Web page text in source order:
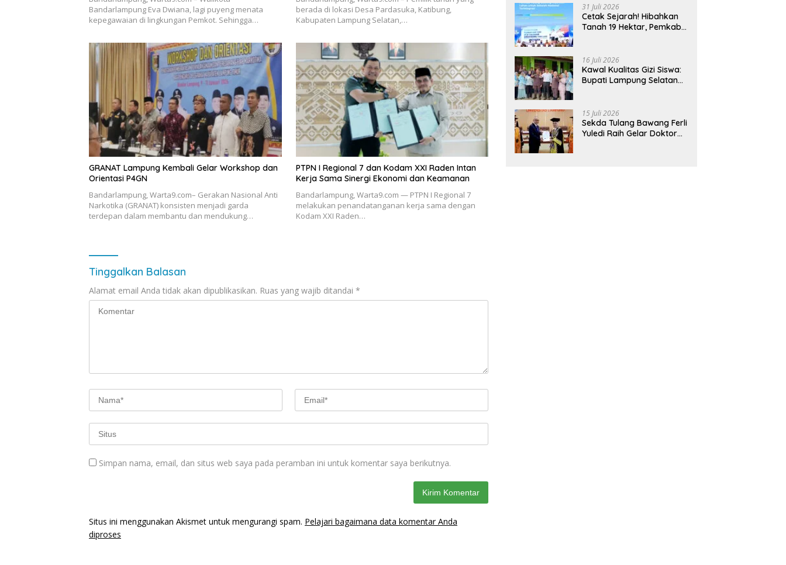
Bandarlampung Eva Dwiana, lagi puyeng menata
kepegawaian di lingkungan Pemkot. Sehingga…
berada di lokasi Desa Pardasuka, Katibung,
Kabupaten Lampung Selatan,…
GRANAT Lampung Kembali Gelar Workshop dan
Orientasi P4GN
Bandarlampung, Warta9.com– Gerakan Nasional Anti
Narkotika (GRANAT) konsisten menjadi garda
terdepan dalam membantu dan mendukung…
PTPN I Regional 7 dan Kodam XXI Raden Intan
Kerja Sama Sinergi Ekonomi dan Keamanan
Bandarlampung, Warta9.com — PTPN I Regional 7
melakukan penandatanganan kerja sama dengan
Kodam XXI Raden…
Tinggalkan Balasan
Alamat email Anda tidak akan dipublikasikan. Ruas yang wajib ditandai *
Simpan nama, email, dan situs web saya pada peramban ini untuk komentar saya berikutnya.
Situs ini menggunakan Akismet untuk mengurangi spam. Pelajari bagaimana data komentar Anda
diproses
31 Juli 2026
Cetak Sejarah! Hibahkan
Tanah 19 Hektar, Pemkab
Terintegrasi Pertama di
Lampung
16 Juli 2026
Kawal Kualitas Gizi Siswa:
Bupati Lampung Selatan
Bergizi Gratis di Natar
15 Juli 2026
Sekda Tulang Bawang Ferli
Yuledi Raih Gelar Doktor